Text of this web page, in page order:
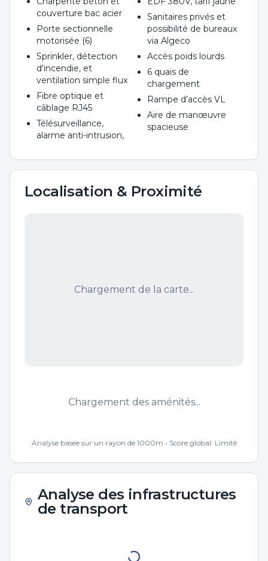
couverture bac acier
Porte sectionnelle
motorisée (6)
Sprinkler, détection
d'incendie, et
ventilation simple flux
Fibre optique et
câblage RJ45
Télésurveillance,
alarme anti-intrusion,
Sanitaires privés et
possibilité de bureaux
via Algeco
Accès poids lourds
6 quais de
chargement
Rampe d’accès VL
Aire de manœuvre
spacieuse
Localisation & Proximité
Chargement de la carte...
Chargement des aménités...
Analyse basée sur un rayon de 1000m • Score global: Limité
Analyse des infrastructures
de transport